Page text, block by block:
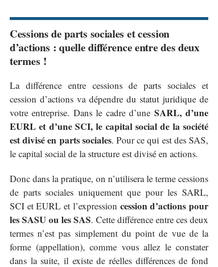
Cessions de parts sociales et cession
d’actions : quelle différence entre des deux
termes !
La différence entre cessions de parts sociales et
cession d’actions va dépendre du statut juridique de
votre entreprise. Dans le cadre d’une SARL, d’une
EURL et d’une SCI, le capital social de la société
est divisé en parts sociales. Pour ce qui est des SAS,
le capital social de la structure est divisé en actions.
Donc dans la pratique, on n’utilisera le terme cessions
de parts sociales uniquement que pour les SARL,
SCI et EURL et l’expression cession d’actions pour
les SASU ou les SAS. Cette différence entre ces deux
termes n’est pas simplement du point de vue de la
forme (appellation), comme vous allez le constater
dans la suite, il existe de réelles différences de fond